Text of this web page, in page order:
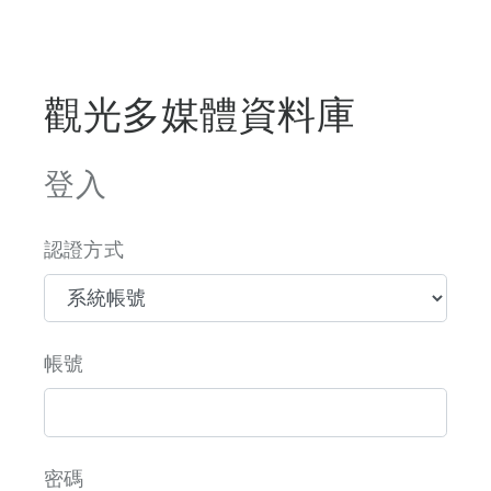
觀光多媒體資料庫
登入
認證方式
帳號
密碼